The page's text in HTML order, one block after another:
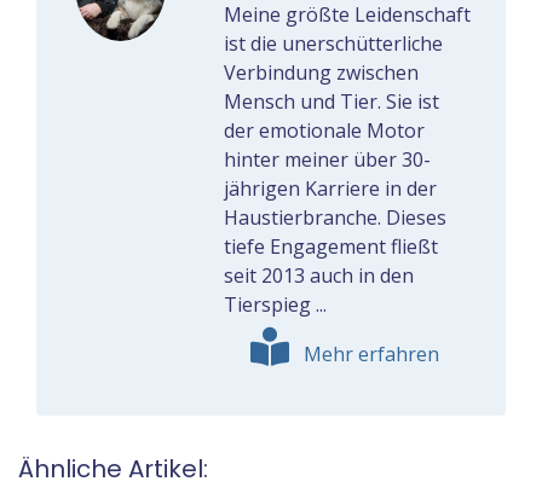
Meine größte Leidenschaft
ist die unerschütterliche
Verbindung zwischen
Mensch und Tier. Sie ist
der emotionale Motor
hinter meiner über 30-
jährigen Karriere in der
Haustierbranche. Dieses
tiefe Engagement fließt
seit 2013 auch in den
Tierspieg ...
Mehr erfahren
Ähnliche Artikel: